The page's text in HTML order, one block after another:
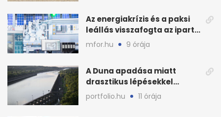
Az energiakrízis és a paksi
leállás visszafogta az ipart,
nyáron kisebb a kár
mfor.hu 9 órája
A Duna apadása miatt
drasztikus lépésekkel
védenék a cernavodăi
atomerőművet
portfolio.hu 11 órája